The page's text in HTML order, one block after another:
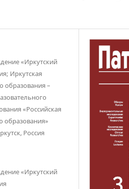
«Иркутский
Иркутская
образования –
«Российская
образования»
Россия
«Иркутский